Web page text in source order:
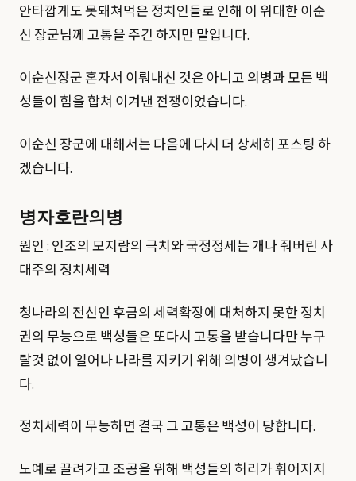
안타깝게도 못돼쳐먹은 정치인들로 인해 이 위대한 이순
신 장군님께 고통을 주긴 하지만 말입니다.
이순신장군 혼자서 이뤄내신 것은 아니고 의병과 모든 백
성들이 힘을 합쳐 이겨낸 전쟁이었습니다.
이순신 장군에 대해서는 다음에 다시 더 상세히 포스팅 하
겠습니다.
병자호란의병
원인 : 인조의 모지람의 극치와 국정정세는 개나 줘버린 사
대주의 정치세력
청나라의 전신인 후금의 세력확장에 대처하지 못한 정치
권의 무능으로 백성들은 또다시 고통을 받습니다만 누구
랄것 없이 일어나 나라를 지키기 위해 의병이 생겨났습니
다.
정치세력이 무능하면 결국 그 고통은 백성이 당합니다.
노예로 끌려가고 조공을 위해 백성들의 허리가 휘어지지